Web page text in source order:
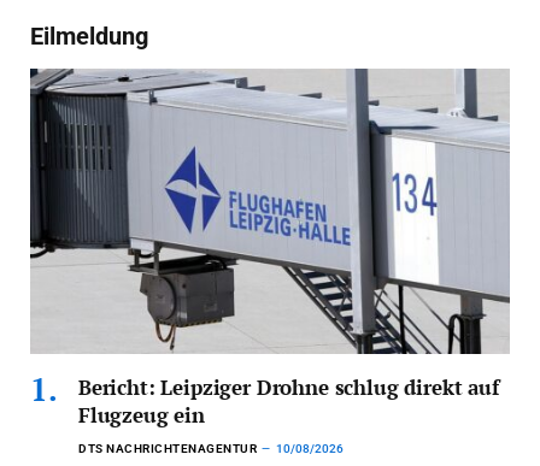
Eilmeldung
Bericht: Leipziger Drohne schlug direkt auf
Flugzeug ein
DTS NACHRICHTENAGENTUR 10/08/2026